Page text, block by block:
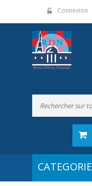
Connexion